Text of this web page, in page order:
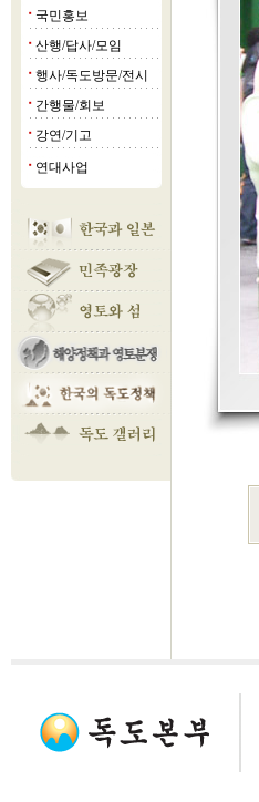
■ 국민홍보
■ 산행/답사/모임
■ 행사/독도방문/전시
■ 간행물/회보
■ 강연/기고
■ 연대사업